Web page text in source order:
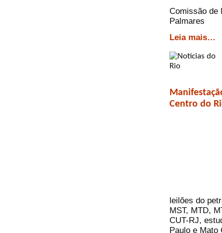
Comissão de
Palmares
Leia mais…
Centro do
leilões do
MST, MTD,
CUT-RJ,
Paulo e